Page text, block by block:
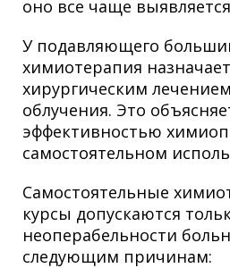
оно все чаще
У подавляющего
химиотерапия
хирургическим
облучения. Это
эффективностью
самостоятельном
Самостоятельные
курсы допускаются
неоперабельности
следующим причинам: